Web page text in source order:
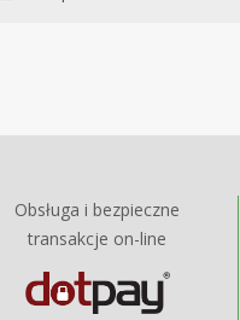
Obsługa i bezpieczne
transakcje on-line